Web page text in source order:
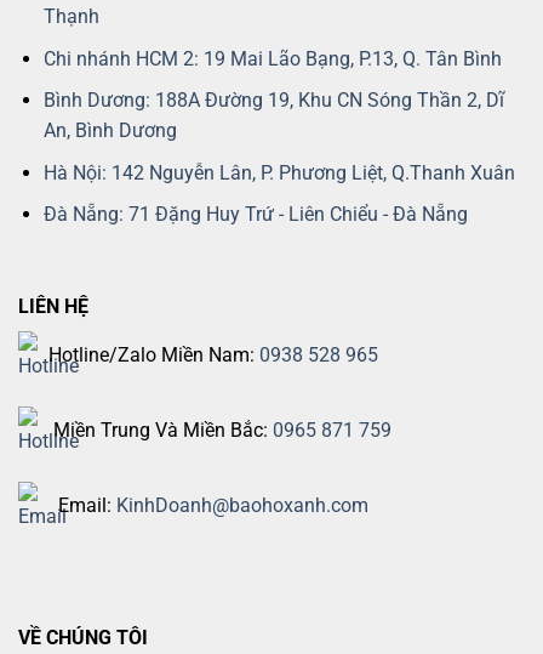
Thạnh
Chi nhánh HCM 2: 19 Mai Lão Bạng, P.13, Q. Tân Bình
Bình Dương: 188A Đường 19, Khu CN Sóng Thần 2, Dĩ
An, Bình Dương
Hà Nội: 142 Nguyễn Lân, P. Phương Liệt, Q.Thanh Xuân
Đà Nẵng: 71 Đặng Huy Trứ - Liên Chiểu - Đà Nẵng
LIÊN HỆ
Hotline/Zalo Miền Nam: 0938 528 965
Miền Trung Và Miền Bắc: 0965 871 759
Email: KinhDoanh@baohoxanh.com
VỀ CHÚNG TÔI